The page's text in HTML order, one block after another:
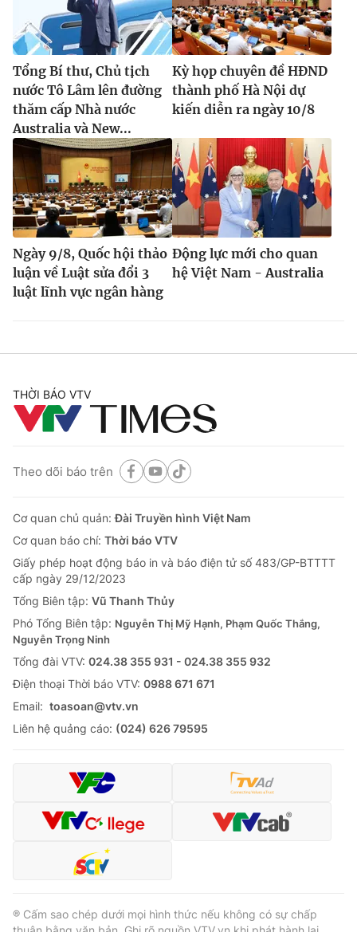
Tổng Bí thư, Chủ tịch
nước Tô Lâm lên đường
thăm cấp Nhà nước
Australia và New...
Kỳ họp chuyên đề HĐND
thành phố Hà Nội dự
kiến diễn ra ngày 10/8
Ngày 9/8, Quốc hội thảo
luận về Luật sửa đổi 3
luật lĩnh vực ngân hàng
Động lực mới cho quan
hệ Việt Nam - Australia
THỜI BÁO VTV
Theo dõi báo trên
Cơ quan chủ quản:Đài Truyền hình Việt Nam
Cơ quan báo chí: Thời báo VTV
Giấy phép hoạt động báo in và báo điện tử số 483/GP-BTTTT
cấp ngày 29/12/2023
Tổng Biên tập: Vũ Thanh Thủy
Phó Tổng Biên tập: Nguyễn Thị Mỹ Hạnh, Phạm Quốc Thắng,
Nguyễn Trọng Ninh
Tổng đài VTV: 024.38 355 931 - 024.38 355 932
Ðiện thoại Thời báo VTV: 0988 671 671
Email: toasoan@vtv.vn
Liên hệ quảng cáo: (024) 626 79595
® Cấm sao chép dưới mọi hình thức nếu không có sự chấp